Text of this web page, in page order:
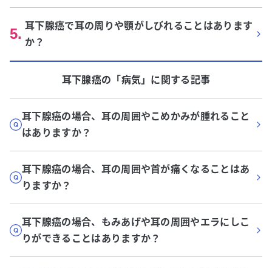
5. 耳下腺癌で耳の周りや顎がしびれることはあります
か？
耳下腺癌の「病気」に関する記事
耳下腺癌の場合、耳の周囲やこめかみが腫れること
はありますか？
耳下腺癌の場合、耳の周囲や首が痛くなることはあ
りますか？
耳下腺癌の場合、もみあげや耳の周囲やエラにしこ
りができることはありますか？